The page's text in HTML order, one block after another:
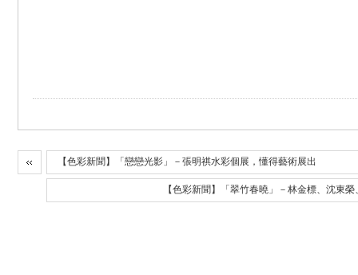
【色彩新聞】「戀戀光影」－張明祺水彩個展，懂得藝術展出
【色彩新聞】「翠竹春曉」－林金標、沈東